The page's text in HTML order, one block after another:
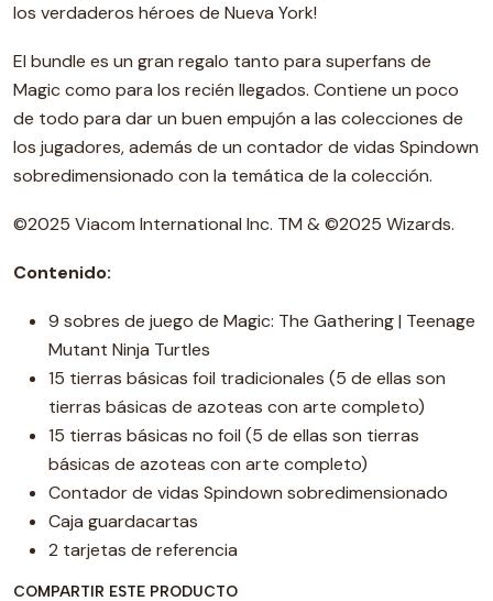
los verdaderos héroes de Nueva York!
El bundle es un gran regalo tanto para superfans de
Magic como para los recién llegados. Contiene un poco
de todo para dar un buen empujón a las colecciones de
los jugadores, además de un contador de vidas Spindown
sobredimensionado con la temática de la colección.
©2025 Viacom International Inc. TM & ©2025 Wizards.
Contenido:
9 sobres de juego de Magic: The Gathering | Teenage
Mutant Ninja Turtles
15 tierras básicas foil tradicionales (5 de ellas son
tierras básicas de azoteas con arte completo)
15 tierras básicas no foil (5 de ellas son tierras
básicas de azoteas con arte completo)
Contador de vidas Spindown sobredimensionado
Caja guardacartas
2 tarjetas de referencia
COMPARTIR ESTE PRODUCTO